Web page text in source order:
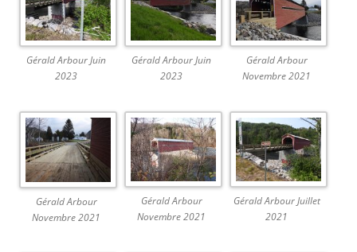
Gérald Arbour Juin
2023
Gérald Arbour Juin
2023
Gérald Arbour
Novembre 2021
Gérald Arbour
Novembre 2021
Gérald Arbour
Novembre 2021
Gérald Arbour Juillet
2021